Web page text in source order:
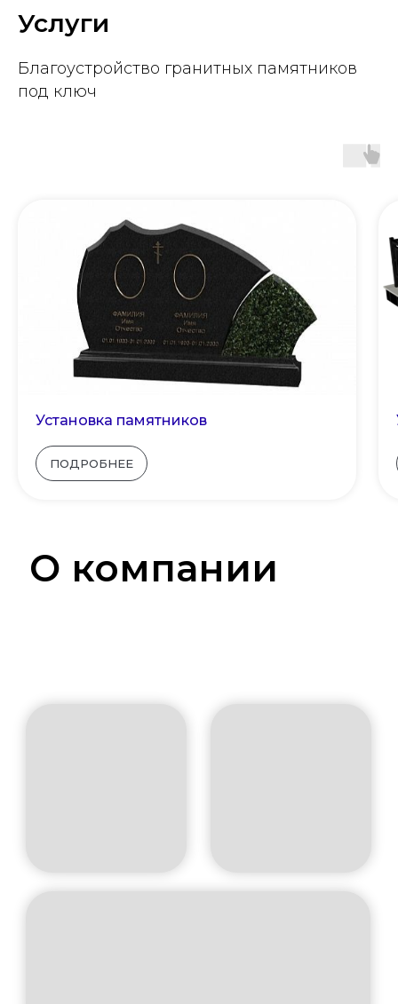
Услуги
Благоустройство гранитных памятников
под ключ
Установка памятников
ПОДРОБНЕЕ
О компании